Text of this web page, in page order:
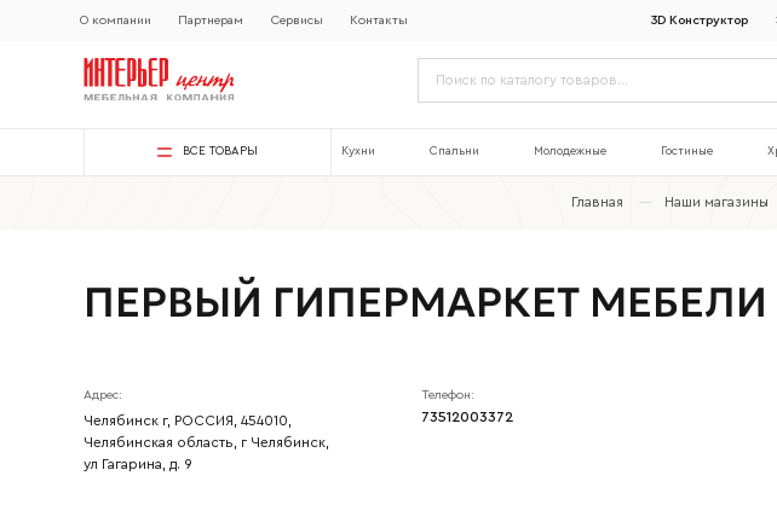
О компании Партнерам Сервисы Контакты 3D Конструктор
ВСЕ ТОВАРЫ Кухни Спальни Молодежные Гостиные
Главная Наши магазины
ПЕРВЫЙ ГИПЕРМАРКЕТ МЕБЕЛИ
Адрес:
Челябинск г, РОССИЯ, 454010,
Челябинская область, г Челябинск,
ул Гагарина, д. 9
Телефон:
73512003372